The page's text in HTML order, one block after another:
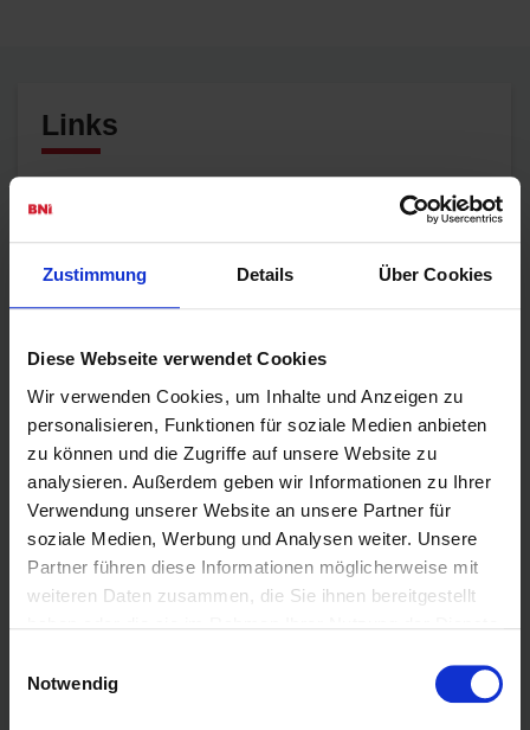
Zustimmung Details Über Cookies
Diese Webseite verwendet Cookies
Wir verwenden Cookies, um Inhalte und Anzeigen zu
personalisieren, Funktionen für soziale Medien anbieten
zu können und die Zugriffe auf unsere Website zu
analysieren. Außerdem geben wir Informationen zu Ihrer
Verwendung unserer Website an unsere Partner für
soziale Medien, Werbung und Analysen weiter. Unsere
Partner führen diese Informationen möglicherweise mit
weiteren Daten zusammen, die Sie ihnen bereitgestellt
Notwendig
Links
Termine
Fachgebietsliste
Erweiterte Chaptersuche
Chapter im Aufbau
Erfahrungen
FAQ
Datenschutzerklärung
Impressum